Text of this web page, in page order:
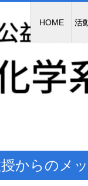
HOME 活
からのメ